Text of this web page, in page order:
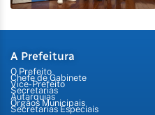
A Prefeitura
O Prefeito
Chefe de Gabinete
Vice-Prefeito
Secretarias
Autarquias
Órgãos Municipais
Secretarias Especiais